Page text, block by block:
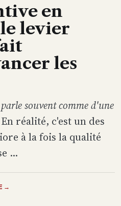
en
levier
les
souvent comme d'une
réalité, c'est un des
à la fois la qualité
...
→